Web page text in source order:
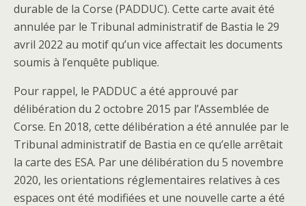
durable de la Corse (PADDUC). Cette carte avait été
annulée par le Tribunal administratif de Bastia le 29
avril 2022 au motif qu’un vice affectait les documents
soumis à l’enquête publique.
Pour rappel, le PADDUC a été approuvé par
délibération du 2 octobre 2015 par l’Assemblée de
Corse. En 2018, cette délibération a été annulée par le
Tribunal administratif de Bastia en ce qu’elle arrêtait
la carte des ESA. Par une délibération du 5 novembre
2020, les orientations réglementaires relatives à ces
espaces ont été modifiées et une nouvelle carte a été